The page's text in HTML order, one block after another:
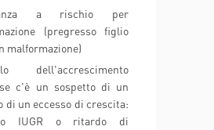
a rischio per
(pregresso figlio
malformazione)
dell'accrescimento
c'è un sospetto di un
di un eccesso di crescita:
IUGR o ritardo di